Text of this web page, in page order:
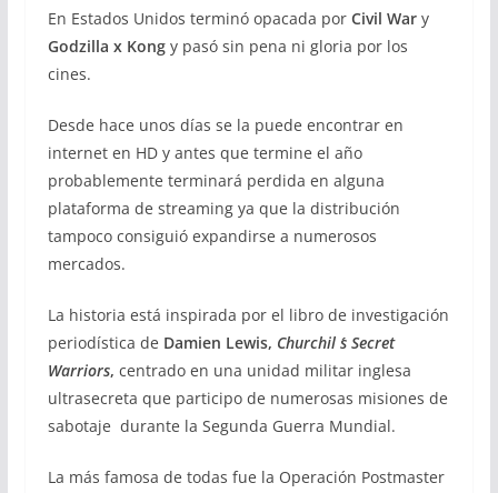
En Estados Unidos terminó opacada porCivil Wary
Godzilla x Kongy pasó sin pena ni gloria por los
cines.
Desde hace unos días se la puede encontrar en
internet en HD y antes que termine el año
probablemente terminará perdida en alguna
plataforma de streaming ya que la distribución
tampoco consiguió expandirse a numerosos
mercados.
La historia está inspirada por el libro de investigación
periodística de Damien Lewis, Churchil ´s Secret
Warriors, centrado en una unidad militar inglesa
ultrasecreta que participo de numerosas misiones de
sabotaje durante la Segunda Guerra Mundial.
La más famosa de todas fue la Operación Postmaster